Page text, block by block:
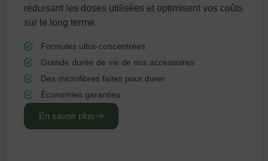
réduisant les doses utilisées et optimisent vos coûts
sur le long terme.
Formules ultra-concentrées
Grande durée de vie de nos accessoires
Des microfibres faites pour durer
Économies garanties
En savoir plus